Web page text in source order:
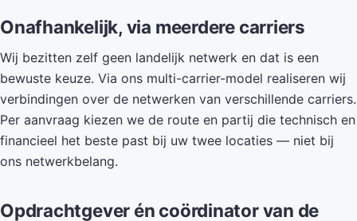
Onafhankelijk, via meerdere carriers
Wij bezitten zelf geen landelijk netwerk en dat is een
bewuste keuze. Via ons multi-carrier-model realiseren wij
verbindingen over de netwerken van verschillende carriers.
Per aanvraag kiezen we de route en partij die technisch en
financieel het beste past bij uw twee locaties — niet bij
ons netwerkbelang.
Opdrachtgever én coördinator van de